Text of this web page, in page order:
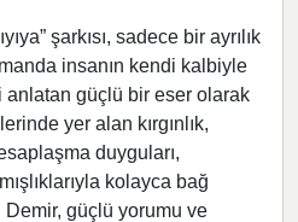
şarkısı, sadece bir ayrılık
insanın kendi kalbiyle
güçlü bir eser olarak
yer alan kırgınlık,
duyguları,
kolayca bağ
Demir, güçlü yorumu ve